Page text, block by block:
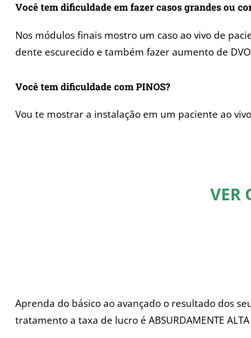
Você tem dificuldade em fazer casos grandes ou
Nos módulos finais mostro um caso ao vivo de
dente escurecido e também fazer aumento de
Você tem dificuldade com PINOS?
Vou te mostrar a instalação em um paciente ao
VER
Aprenda do básico ao avançado o resultado dos
tratamento a taxa de lucro é ABSURDAMENTE